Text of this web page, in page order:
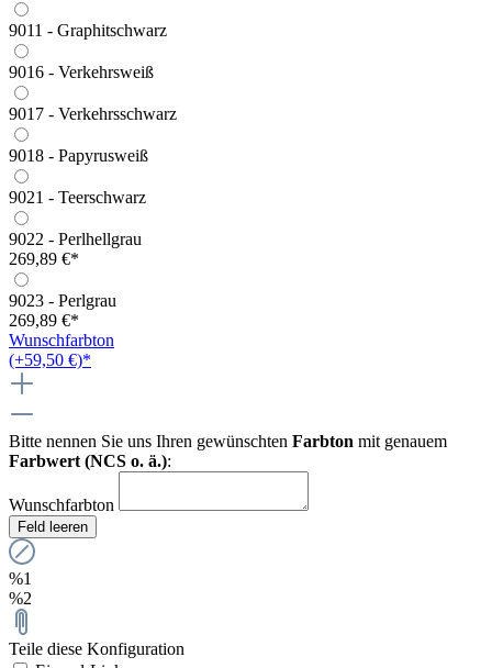
9011 - Graphitschwarz
9016 - Verkehrsweiß
9017 - Verkehrsschwarz
9018 - Papyrusweiß
9021 - Teerschwarz
9022 - Perlhellgrau
269,89 €*
9023 - Perlgrau
269,89 €*
Wunschfarbton
(+59,50 €)*
Bitte nennen Sie uns Ihren gewünschten Farbton mit genauem
Farbwert (NCS o. ä.):
Wunschfarbton
Feld leeren
%1
%2
Teile diese Konfiguration